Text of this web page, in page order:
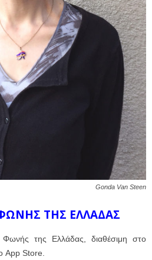
Gonda Van Steen
ΤΗΣ ΕΛΛΑΔΑΣ
της Ελλάδας, διαθέσιμη στο
App Store.